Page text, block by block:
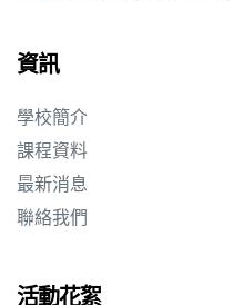
資訊
學校簡介
課程資料
最新消息
聯絡我們
活動花絮